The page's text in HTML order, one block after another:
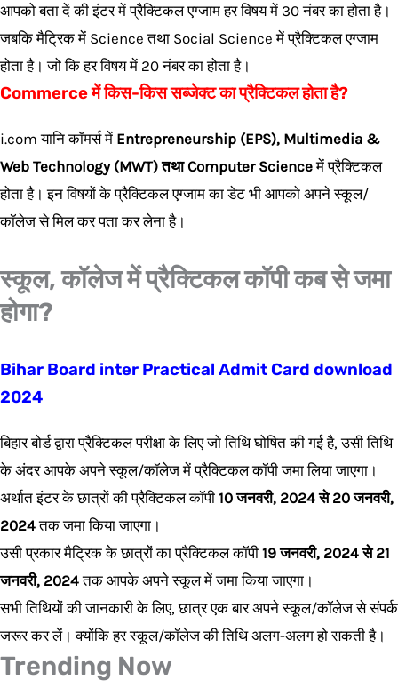
आपको बता दें की इंटर में प्रैक्टिकल एग्जाम हर विषय में 30 नंबर का होता है।
जबकि मैट्रिक में Science तथा Social Science में प्रैक्टिकल एग्जाम
होता है। जो कि हर विषय में 20 नंबर का होता है।
Commerce में किस-किस सब्जेक्ट का प्रैक्टिकल होता है?
i.com यानि कॉमर्स में Entrepreneurship (EPS), Multimedia &
Web Technology (MWT) तथा Computer Scienceमें प्रैक्टिकल
होता है। इन विषयों के प्रैक्टिकल एग्जाम का डेट भी आपको अपने स्कूल/
कॉलेज से मिल कर पता कर लेना है।
स्कूल, कॉलेज में प्रैक्टिकल कॉपी कब से जमा
होगा?
Bihar Board inter Practical Admit Card download
2024
बिहार बोर्ड द्वारा प्रैक्टिकल परीक्षा के लिए जो तिथि घोषित की गई है, उसी तिथि
के अंदर आपके अपने स्कूल/कॉलेज में प्रैक्टिकल कॉपी जमा लिया जाएगा।
अर्थात इंटर के छात्रों की प्रैक्टिकल कॉपी 10 जनवरी, 2024 से 20 जनवरी,
2024तक जमा किया जाएगा।
उसी प्रकार मैट्रिक के छात्रों का प्रैक्टिकल कॉपी 19 जनवरी, 2024 से 21
जनवरी, 2024तक आपके अपने स्कूल में जमा किया जाएगा।
सभी तिथियों की जानकारी के लिए, छात्र एक बार अपने स्कूल/कॉलेज से संपर्क
जरूर कर लें। क्योंकि हर स्कूल/कॉलेज की तिथि अलग-अलग हो सकती है।
Trending Now